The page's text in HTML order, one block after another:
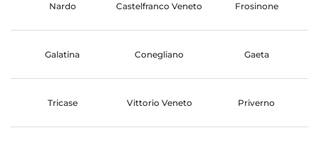
Nardo Castelfranco Veneto Frosinone
Galatina Conegliano Gaeta
Tricase Vittorio Veneto Priverno